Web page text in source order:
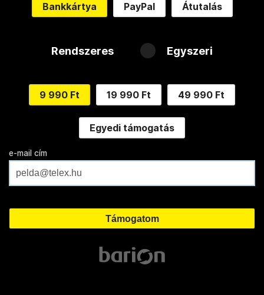
Bankkártya PayPal Átutalás
Rendszeres Egyszeri
9 990 Ft 19 990 Ft 49 990 Ft
Egyedi támogatás
e-mail cím